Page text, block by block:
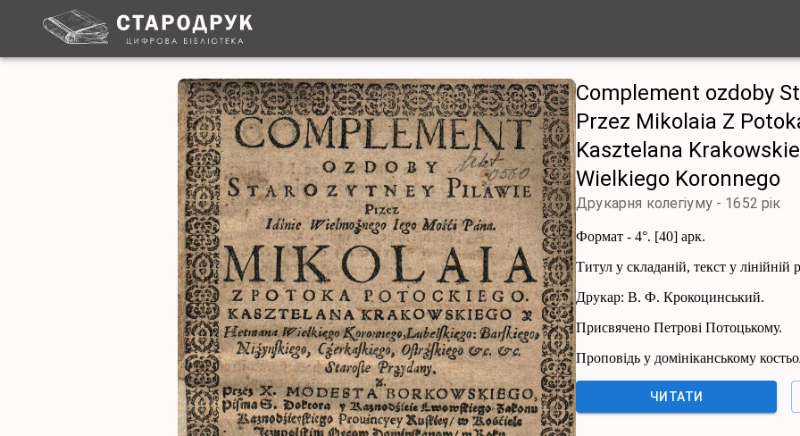
Complement ozdoby
Przez Mikolaia Z
Kasztelana
Wielkiego Koronnego
Друкарня колегіуму - 1652 рік
Формат - 4°. [40] арк.
Титул у складаній, текст у лінійній
Друкар: В. Ф. Крокоцинський.
Присвячено Петрові Потоцькому.
Проповідь у домініканському
ЧИТАТИ